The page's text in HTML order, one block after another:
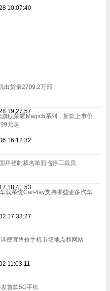
10:07:40
出货量2709.2万部
19:27:57
旗舰荣耀Magic5系列，新款上市价
元起
16:12:32
拜登制裁名单面临停工裁员
18:41:53
载系统CarPlay支持哪些更多汽车
17:33:27
便宜售价手机市场地点和网站
11:03:11
首款5G手机